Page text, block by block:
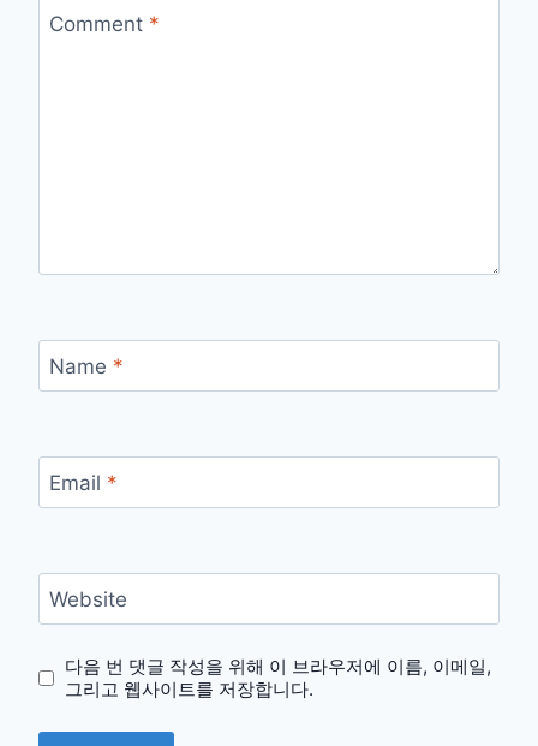
Comment *
Name *
Email *
Website
다음 번 댓글 작성을 위해 이 브라우저에 이름, 이메일,
그리고 웹사이트를 저장합니다.